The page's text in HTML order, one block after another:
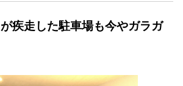
が疾走した駐車場も今やガラガ